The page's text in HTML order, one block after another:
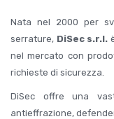
Nata nel 2000 per
serrature, DiSec s.r.l.
nel mercato con
richieste di sicurezza.
DiSec offre una
antieffrazione,